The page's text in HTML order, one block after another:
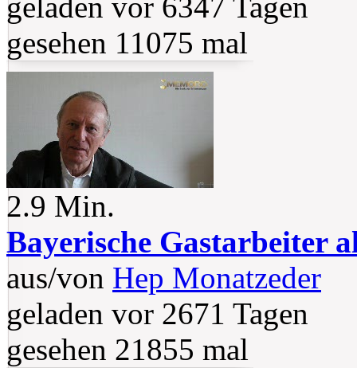
gesehen 11075 mal
2.9 Min.
Bayerische Gastarbeiter
aus/von Hep Monatzeder
geladen vor 2671 Tagen
gesehen 21855 mal